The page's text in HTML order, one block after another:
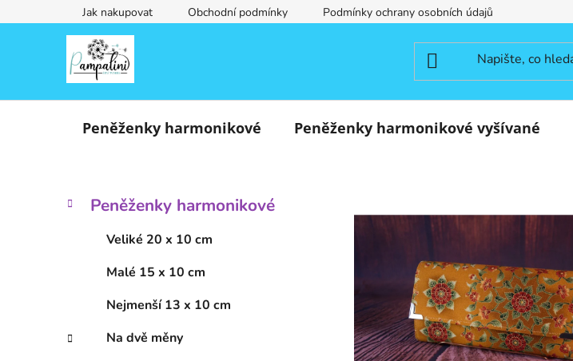
na
Jak nakupovat Obchodní podmínky Podmínky ochrany osobních údajů
Peněženky harmonikové Peněženky harmonikové vyšívané
P
n
Přeskočit
kategorie
K
a
e
Peněženky harmonikové
Veliké 20 x 10 cm
Malé 15 x 10 cm
Nejmenší 13 x 10 cm
Na dvě měny